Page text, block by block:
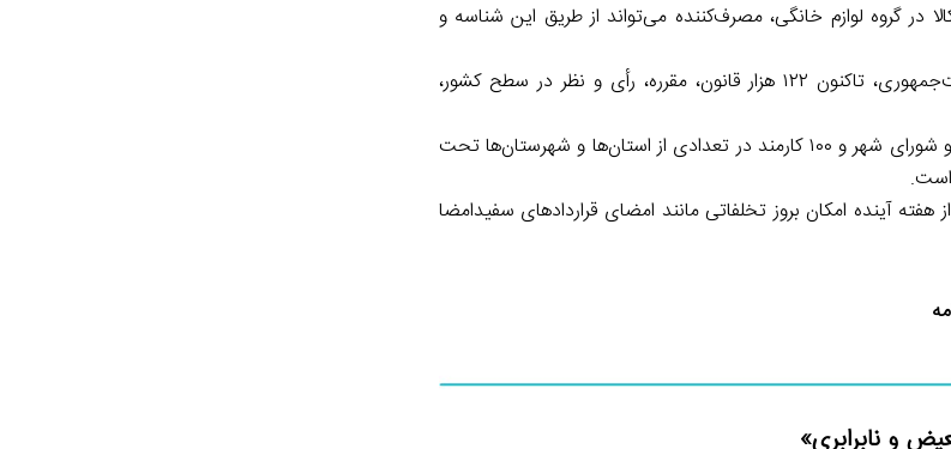
در گروه لوازم خانگی، مصرف‌کننده می‌تواند از طریق این شناسه و
به گفته معاون تدوین، تنقیح و انتشار قوانین و مقررات معاونت حقوقی ریاست‌جمهوری، تاکنون ۱۲۲ هزار قانون، مقرره، رأی و نظر در سطح کشور،
سخنگوی قوه قضائیه گفت: تا امروز جای گلایه دارد که حدود ۲۰ شهردار، ۵۰ عضو شورای شهر و ۱۰۰ کارمند در تعدادی از استان‌ها و شهرستان‌ها تحت
است.
آینده امکان بروز تخلفاتی مانند امضای قراردادهای سفیدامضا
و نابرابری»